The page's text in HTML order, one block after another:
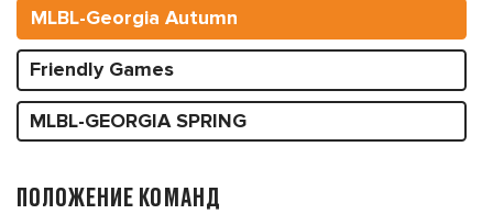
MLBL-Georgia Autumn
Friendly Games
MLBL-GEORGIA SPRING
ПОЛОЖЕНИЕ КОМАНД